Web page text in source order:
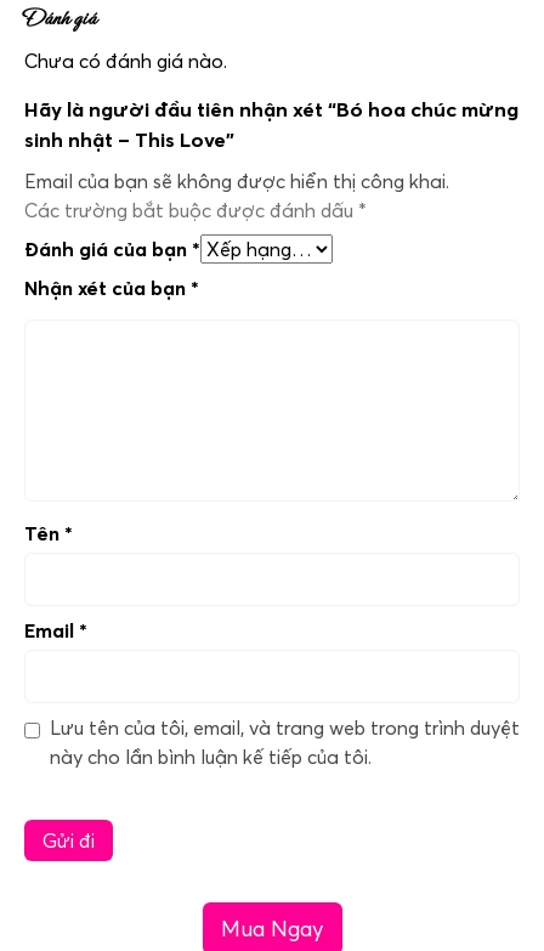
Đánh giá
Chưa có đánh giá nào.
Hãy là người đầu tiên nhận xét “Bó hoa chúc mừng
sinh nhật – This Love”
Email của bạn sẽ không được hiển thị công khai.
Các trường bắt buộc được đánh dấu *
Đánh giá của bạn *
Nhận xét của bạn *
Tên *
Email *
Lưu tên của tôi, email, và trang web trong trình duyệt
này cho lần bình luận kế tiếp của tôi.
Mua Ngay